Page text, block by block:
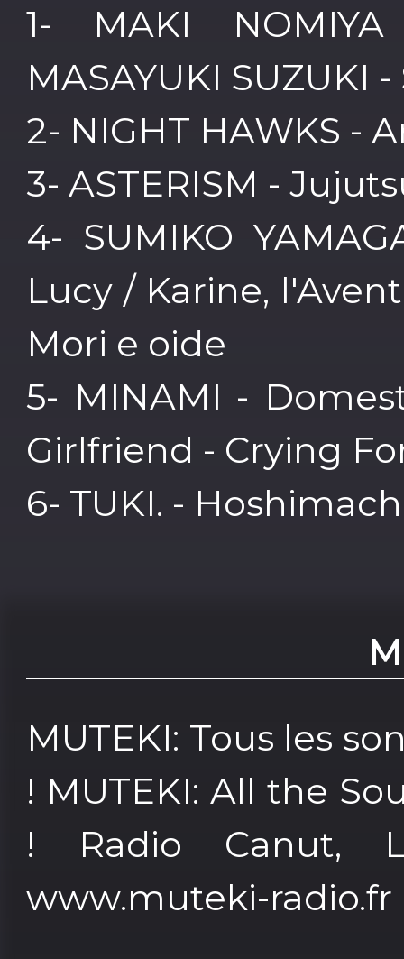
1- MAKI
MASAYUKI SUZUKI
2- NIGHT HAWKS -
3- ASTERISM -
4- SUMIKO
Lucy / Karine,
Mori e oide
5- MINAMI -
Girlfriend - Crying
6- TUKI. -
MUTEKI: Tous les
! MUTEKI: All the
! Radio Canut,
www.muteki-radio.fr